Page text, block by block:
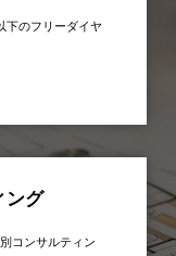
下のフリーダイヤ
ング
コンサルティン